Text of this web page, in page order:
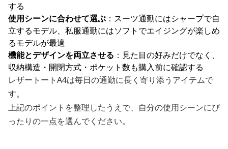
する
使用シーンに合わせて選ぶ ：スーツ通勤にはシャープで自
立するモデル、私服通勤にはソフトでエイジングが楽しめ
るモデルが最適
機能とデザインを両立させる ：見た目の好みだけでなく、
収納構造・開閉方式・ポケット数も購入前に確認する
レザートートA4は毎日の通勤に長く寄り添うアイテムで
す。
上記のポイントを整理したうえで、自分の使用シーンにぴ
ったりの一点を選んでください。